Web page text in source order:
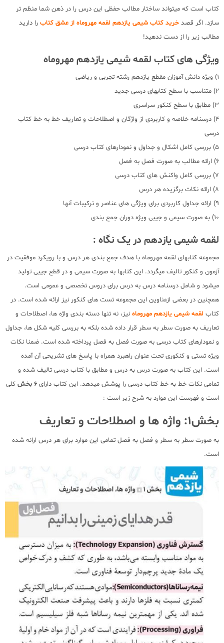
کتاب است که میتواند ساختار مطالب حفظی این درس را در ذهن شما منظم تر
سازد. اگر قصد خرید کتاب شیمی یازدهم لقمه مهروماه از عشق کتاب را دارید
مطالب زیر را از دست ندهید!
ویژگی های کتاب لقمه شیمی یازدهم مهروماه
1) ویژه دانش آموزان مقطع یازدهم رشته تجربی و ریاضی
2) متناسب با سطح کتابهای درسی جدید
3) مطابق با سطح کنکور سراسری
4) درسنامه خلاصه و کاربردی از واژگان و اصطلاحات و تعاریف خط به خط کتاب
درسی
5) بررسی کامل اشکال و جداول و نمودارهای کتاب درسی
6) ارائه مطالب به صورت فصل به فصل
7) بررسی کامل واکنش های کتاب درسی
8) ارائه نکات برگزیده هر درس
9) ارائه جداول کاربردی برای ویژگی های عناصر و ترکیبات آنها
10) به صورت سیمی و جیبی ویژه دوران جمع بندی
لقمه شیمی یازدهم در یک نگاه :
مجموعه کتابهای لقمه مهروماه با هدف جمع بندی هر درس و با رویکرد موفقیت در
آزمون و کنکور تالیف میگردد. این کتابها به صورت سیمی و در قطع جیبی تولید
میشود و شامل درسنامه درس به درس برای دروس تخصصی و عمومی است.
همچنین در بعضی ازعناوین این مجموعه تست های کنکور نیز ارائه شده است. در
کتاب لقمه شیمی یازدهم مهروماه نیز، نه تنها دسته بندی واژه ها، اصطلاحات و
تعاریف به صورت سطر به سطر قرار داده شده بلکه به بررسی کلیه شکل ها، جداول
و نمودارهای کتاب درسی به صورت فصل به فصل پرداخته شده است. ضمنا نکات
ویژه تستی و کنکوری تحت عنوان راهبرد همراه با پاسخ های تشریحی آن آمده
است. این کتاب به صورت درس به درس و مطابق با کتاب درسی تالیف شده و
تمامی نکات خط به خط کتاب درسی را پوشش میدهد. این کتاب دارای
کلی
است و فهرست این موارد به شرح زیر است :
بخش1: واژه ها و اصطلاحات و تعاریف
به صورت سطر به سطر و فصل به فصل تمامی این موارد برای هر درس ارائه شده
است.